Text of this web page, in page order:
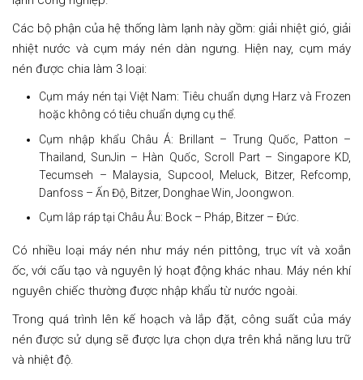
Các bộ phận của hệ thống làm lạnh này gồm: giải nhiệt gió, giải
nhiệt nước và cụm máy nén dàn ngưng. Hiện nay, cụm máy
nén được chia làm 3 loại:
Cụm máy nén tại Việt Nam: Tiêu chuẩn dựng Harz và Frozen
hoặc không có tiêu chuẩn dựng cụ thể.
Cụm nhập khẩu Châu Á: Brillant – Trung Quốc, Patton –
Thailand, SunJin – Hàn Quốc, Scroll Part – Singapore KD,
Tecumseh – Malaysia, Supcool, Meluck, Bitzer, Refcomp,
Danfoss – Ấn Độ, Bitzer, Donghae Win, Joongwon.
Cụm lắp ráp tại Châu Âu: Bock – Pháp, Bitzer – Đức.
Có nhiều loại máy nén như máy nén pittông, trục vít và xoắn
ốc, với cấu tạo và nguyên lý hoạt động khác nhau. Máy nén khí
nguyên chiếc thường được nhập khẩu từ nước ngoài.
Trong quá trình lên kế hoạch và lắp đặt, công suất của máy
nén được sử dụng sẽ được lựa chọn dựa trên khả năng lưu trữ
và nhiệt độ.